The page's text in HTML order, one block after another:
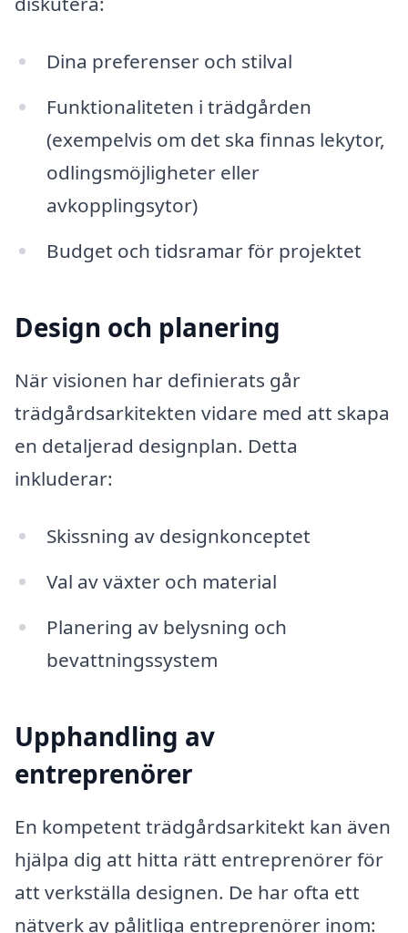
Dina preferenser och stilval
Funktionaliteten i trädgården
(exempelvis om det ska finnas lekytor,
odlingsmöjligheter eller
avkopplingsytor)
Budget och tidsramar för projektet
Design och planering
När visionen har definierats går
trädgårdsarkitekten vidare med att skapa
en detaljerad designplan. Detta
inkluderar:
Skissning av designkonceptet
Val av växter och material
Planering av belysning och
bevattningssystem
Upphandling av
entreprenörer
En kompetent trädgårdsarkitekt kan även
hjälpa dig att hitta rätt entreprenörer för
att verkställa designen. De har ofta ett
nätverk av pålitliga entreprenörer inom: